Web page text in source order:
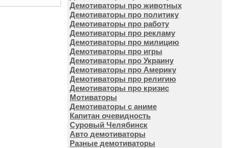
Демотиваторы про животных
Демотиваторы про политику
Демотиваторы про работу
Демотиваторы про рекламу
Демотиваторы про милицию
Демотиваторы про игры
Демотиваторы про Украину
Демотиваторы про Америку
Демотиваторы про религию
Демотиваторы про кризис
Мотиваторы
Демотиваторы с аниме
Капитан очевидность
Суровый Челябинск
Авто демотиваторы
Разные демотиваторы